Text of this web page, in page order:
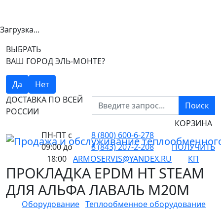
Загрузка...
ВЫБРАТЬ
ВАШ ГОРОД ЭЛЬ-МОНТЕ?
Да
Нет
ДОСТАВКА ПО ВСЕЙ
РОССИИ
Поиск
ПН-ПТ с
09:00 до
18:00
8 (800) 600-6-278
8 (843) 207-2-208
ARMOSERVIS@YANDEX.RU
КОРЗИНА
ПОЛУЧИТЬ
КП
ПРОКЛАДКА EPDM HT STEAM
ДЛЯ АЛЬФА ЛАВАЛЬ M20M
Оборудование Теплообменное оборудование